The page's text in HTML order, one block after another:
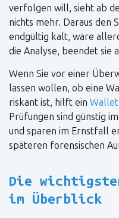
verfolgen will, sieht ab
nichts mehr. Daraus den
endgültig kalt, wäre
die Analyse, beendet sie
Wenn Sie vor einer
lassen wollen, ob eine
riskant ist, hilft ein
Prüfungen sind günstig
und sparen im Ernstfall
späteren forensischen
Die
im Überblick